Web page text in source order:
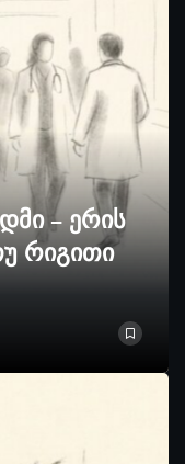
– ერის
რიგითი